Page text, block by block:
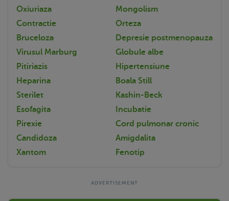
Oxiuriaza
Mongolism
Contractie
Orteza
Bruceloza
Depresie postmenopauza
Virusul Marburg
Globule albe
Pitiriazis
Hipertensiune
Heparina
Boala Still
Sterilet
Kashin-Beck
Esofagita
Incubatie
Pirexie
Cord pulmonar cronic
Candidoza
Amigdalita
Xantom
Fenotip